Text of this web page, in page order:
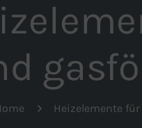
Heizelemente